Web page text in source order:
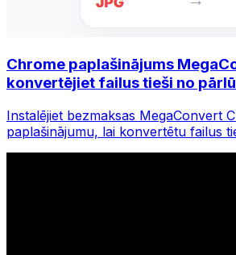
Chrome paplašinājums
konvertējiet failus tieši no
Instalējiet bezmaksas MegaConvert
paplašinājumu, lai konvertētu failus